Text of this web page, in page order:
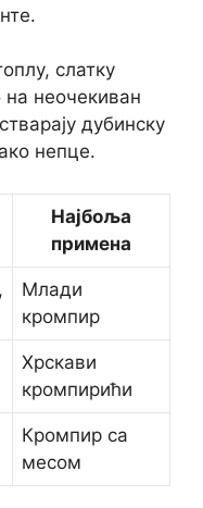
слатку
на неочекиван
дубинску
непце.
Најбоља
примена
Млади
кромпир
Хрскави
кромпирићи
Кромпир са
месом